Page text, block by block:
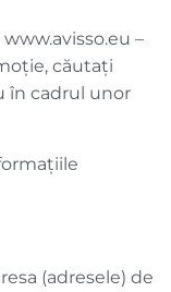
–
căutaţi
în cadrul unor
(adresele) de